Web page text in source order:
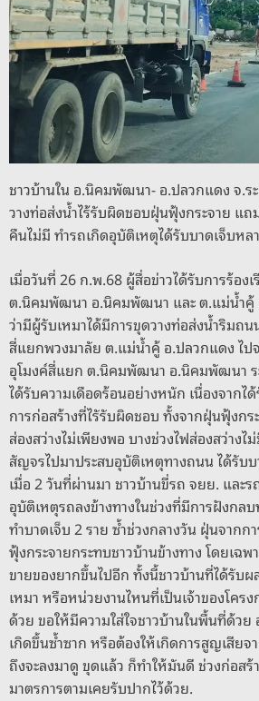
o
k
erk
ชาวบ้านใน อ.นิคมพัฒนา- อ.ปลวกแดง จ.ร
วางท่อส่งน้ำไร้รับผิดชอบฝุ่นฟุ้งกระจาย แถ
คืนไม่มี ทำรถเกิดอุบัติเหตุได้รับบาดเจ็บหล
เมื่อวันที่ 26 ก.พ.68 ผู้สื่อข่าวได้รับการร้อง
ต.นิคมพัฒนา อ.นิคมพัฒนา และ ต.แม่น้ำคู้
ว่ามีผู้รับเหมาได้มีการขุดวางท่อส่งน้ำริมถ
สี่แยกพวงมาลัย ต.แม่น้ำคู้ อ.ปลวกแดง ไป
อุโมงค์สี่แยก ต.นิคมพัฒนา อ.นิคมพัฒนา ร
ได้รับความเดือดร้อนอย่างหนัก เนื่องจากไ
การก่อสร้างที่ไรัรับผิดชอบ ทั้งจากฝุ่นฟุ้งกร
ส่องสว่างไม่เพียงพอ บางช่วงไฟส่องสว่างไ
สัญจรไปมาประสบอุบัติเหตุทางถนน ได้รับ
เมื่อ 2 วันที่ผ่านมา ชาวบ้านขี่รถ จยย. และ
อุบัติเหตุรถลงข้างทางในช่วงที่มีการฝังกล
ทำบาดเจ็บ 2 ราย ซ้ำช่วงกลางวัน ฝุ่นจาก
ฟุ้งกระจายกระทบชาวบ้านข้างทาง โดยเฉพ
ขายของยากขึ้นไปอีก ทั้งนี้ชาวบ้านที่ได้รับ
เหมา หรือหน่วยงานไหนที่เป็นเจ้าของโคร
ด้วย ขอให้มีความใส่ใจชาวบ้านในพื้นที่ด้ว
เกิดขึ้นซ้ำซาก หรือต้องให้เกิดการสูญเสีย
ถึงจะลงมาดู ขุดแล้ว ก็ทำให้มันดี ช่วงก่อสร้
มาตรการตามเคยรับปากไว้ด้วย.